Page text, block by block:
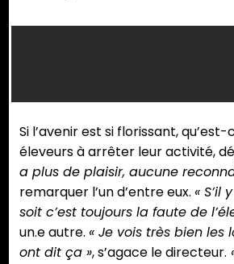
Si l’avenir est si florissant,
éleveurs à arrêter leur activité,
a plus de plaisir, aucune
remarquer l’un d’entre eux. « S’il
soit c’est toujours la faute de
un.e autre. « Je vois très bien les
ont dit ça », s’agace le directeur.